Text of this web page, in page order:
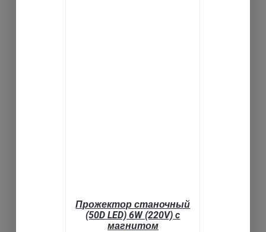
Прожектор станочный
(50D LED) 6W (220V) c
магнитом